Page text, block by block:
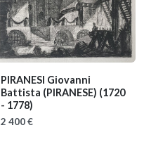
PIRANESI Giovanni
Battista (PIRANESE) (1720
- 1778)
2 400 €